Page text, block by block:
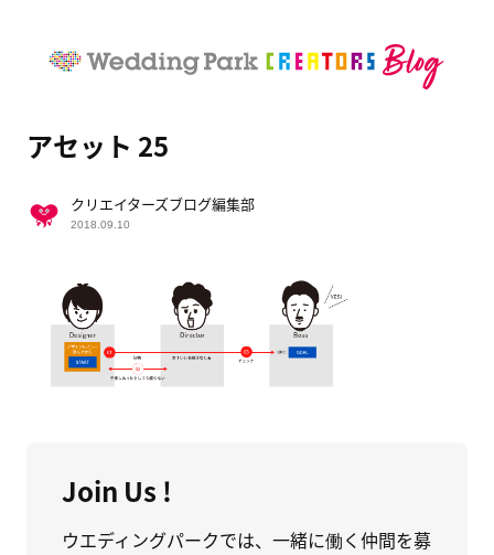
アセット 25
クリエイターズブログ編集部
2018.09.10
Join Us !
ウエディングパークでは、一緒に働く仲間を募